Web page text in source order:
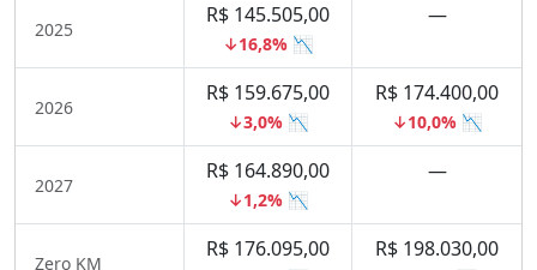
2025
R$ 145.505,00
↓16,8% 📉
—
2026
R$ 159.675,00
↓3,0% 📉
R$ 174.400,00
↓10,0% 📉
2027
R$ 164.890,00
↓1,2% 📉
—
Zero KM
R$ 176.095,00 R$ 198.030,00